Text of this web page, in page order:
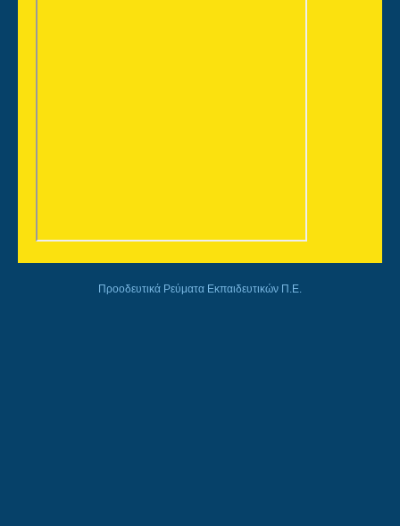
Προοδευτικά Ρεύματα Εκπαιδευτικών Π.Ε.